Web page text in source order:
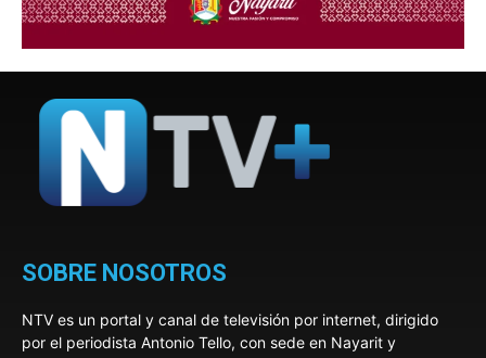
SOBRE NOSOTROS
NTV es un portal y canal de televisión por internet, dirigido
por el periodista Antonio Tello, con sede en Nayarit y